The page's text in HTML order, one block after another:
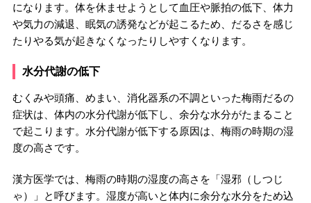
になります。体を休ませようとして血圧や脈拍の低下、体力
や気力の減退、眠気の誘発などが起こるため、だるさを感じ
たりやる気が起きなくなったりしやすくなります。
水分代謝の低下
むくみや頭痛、めまい、消化器系の不調といった梅雨だるの
症状は、体内の水分代謝が低下し、余分な水分がたまること
で起こります。水分代謝が低下する原因は、梅雨の時期の湿
度の高さです。
漢方医学では、梅雨の時期の湿度の高さを「湿邪（しつじ
ゃ）」と呼びます。湿度が高いと体内に余分な水分をため込